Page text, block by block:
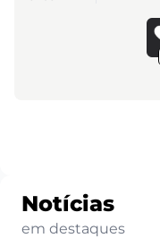
Notícias
em destaques